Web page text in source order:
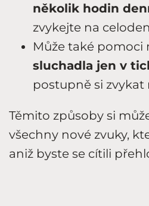
několik hodin
zvykejte na
Může také pomoci
sluchadla jen v
postupně si zvykat
Těmito způsoby si
všechny nové zvuky,
aniž byste se cítili